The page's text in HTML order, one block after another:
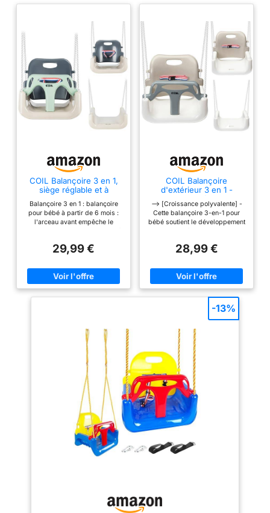
COIL Balançoire 3 en 1,
siège réglable et à
jardin, bébé et enfant,
dossier et sangle de
fixation, 60 kg, olive
Balançoire 3 en 1 : balançoire
pour bébé à partir de 6 mois :
l'arceau avant empêche le
balançoire à planche à partir de
sangle et dossier haut, votre
tout-petit est fermement assis
dans le fauteuil, grâce à la
Plaisir garanti avec cette
balançoire de jardin! Hauteur
réglable : corde de 2 mètres de
long, adaptée pour les
oscillations basses et hautes.
Montage facile - Aucun outil
n'est nécessaire, et l'installation
peut être facilement réalisée
selon les instructions. Extérieur
et intérieur - La balançoire est
amusante partout. Nombreuses
utilisations : à la maison dans la
chambre des enfants, sous les
poutres de plafond ou dans le
cadre de la porte. Set de
29,99 €
COIL Balançoire
d'extérieur 3 en 1 -
Balançoire réglable -
Dossier inclus - Siège
convertible - Beige
--> [Croissance polyvalente] -
Cette balançoire 3-en-1 pour
bébé soutient le développement
Parfaitement adaptée aux
tout-petits à partir de 3 ans et
aux enfants jusqu'à 5 ans, elle
grandit avec votre enfant. -->
Équipée d'une ceinture de
sécurité et d'un dossier haut,
cette balançoire pour enfants
d'extérieur offre une sécurité
maximale. La fixation quadruple
empêche le basculement, et la
poignée ergonomique assure
une stabilité supplémentaire. -->
[RÉGLAGE EN HAUTEUR
FLEXIBLE] - La balançoire pour
tout-petits réglable permet un
ajustement à différentes
hauteurs grâce à la corde de 2
mètres, adaptée aux portiques
montage de cette balançoire
28,99 €
-13%